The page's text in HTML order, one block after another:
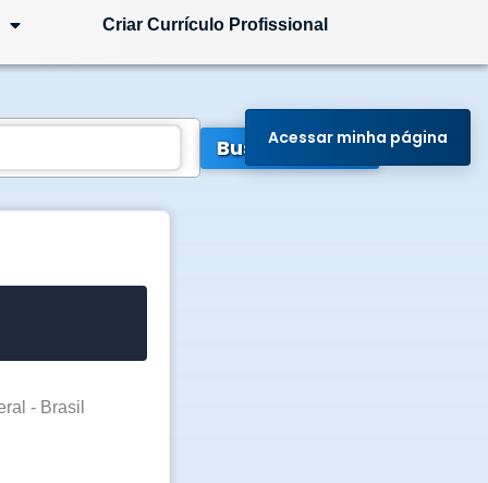
Criar Currículo Profissional
Buscar Vagas
- Brasil
Acessar minha página